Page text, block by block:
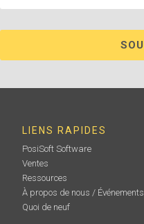
LIENS RAPIDES
PosiSoft Software
Ventes
Ressources
À propos de nous / Événements
Quoi de neuf